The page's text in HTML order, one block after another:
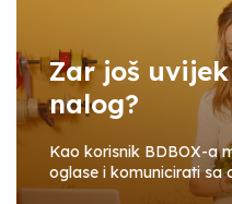
Zar još uvijek
nalog?
Kao korisnik BDBOX-a
oglase i komunicirati sa